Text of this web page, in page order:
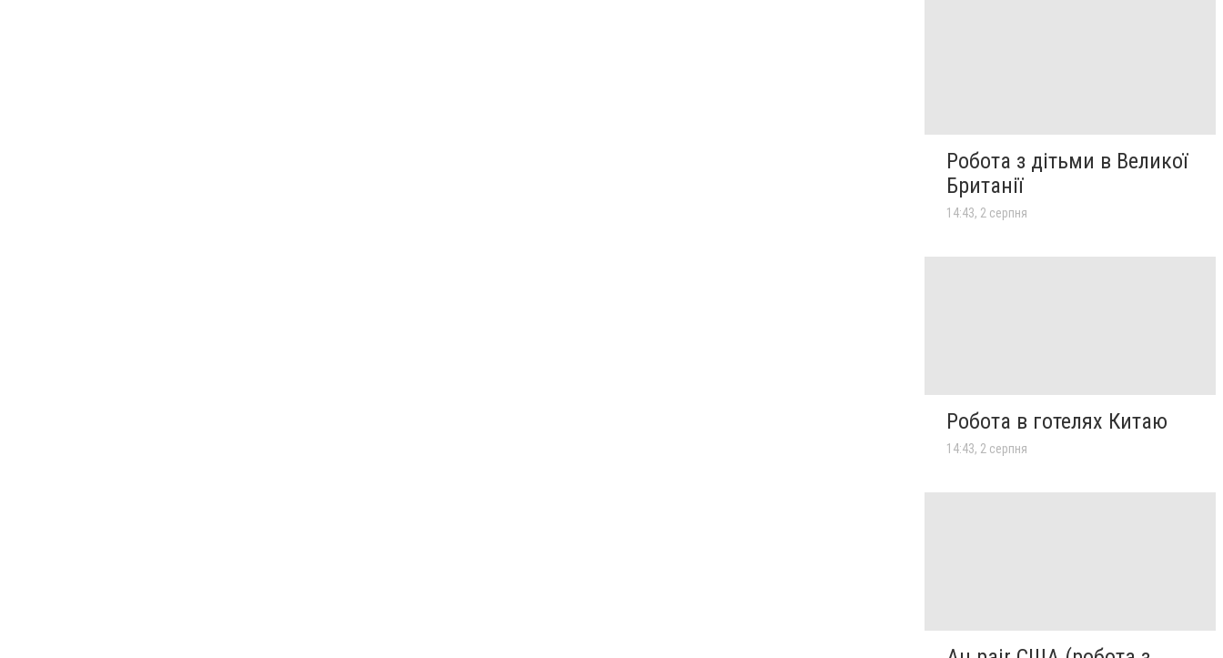
Робота з дітьми в Великої
Британії
14:43, 2 серпня
Робота в готелях Китаю
14:43, 2 серпня